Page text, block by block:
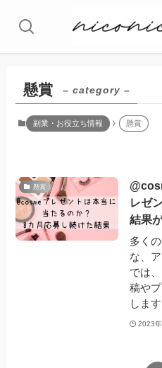
懸賞 – category –
副業・お役立ち情報 懸賞
懸賞
レゼ
結果
多く
な、
では
稿や
しま
2023